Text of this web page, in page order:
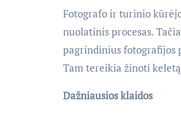
Fotografo ir turinio
nuolatinis procesas.
pagrindinius fotografijos
Tam tereikia žinoti
Dažniausios klaidos